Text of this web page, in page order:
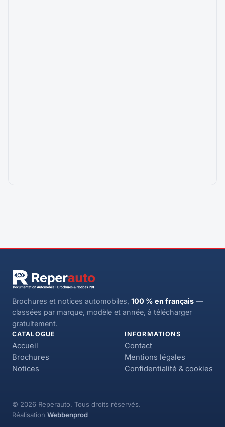
Brochures et notices automobiles, 100 % en français —
classées par marque, modèle et année, à télécharger
gratuitement.
CATALOGUE
Accueil
Brochures
Notices
INFORMATIONS
Contact
Mentions légales
Confidentialité & cookies
© 2026 Reperauto. Tous droits réservés.
Réalisation Webbenprod